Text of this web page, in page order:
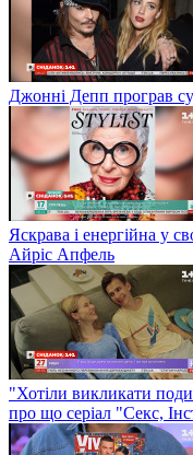
Джонні Депп програв
Яскрава і енергійна у
Айріс Апфель
"Хотіли викликати
про що серіал "Секс,